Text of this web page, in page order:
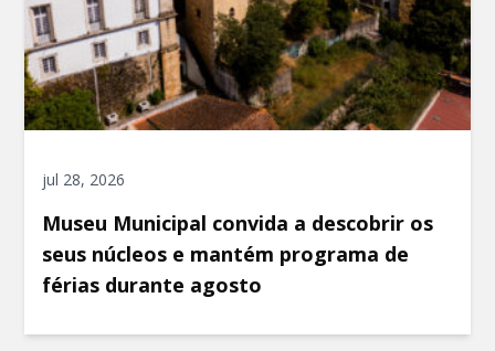
jul 28, 2026
Museu Municipal convida a descobrir os
seus núcleos e mantém programa de
férias durante agosto